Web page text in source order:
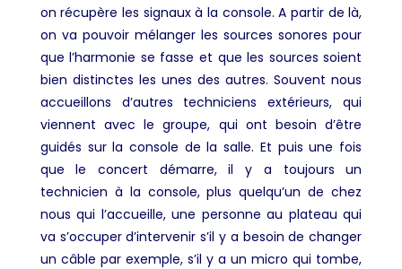
on récupère les signaux à la console. A partir de là,
on va pouvoir mélanger les sources sonores pour
que l’harmonie se fasse et que les sources soient
bien distinctes les unes des autres. Souvent nous
accueillons d’autres techniciens extérieurs, qui
viennent avec le groupe, qui ont besoin d’être
guidés sur la console de la salle. Et puis une fois
que le concert démarre, il y a toujours un
technicien à la console, plus quelqu’un de chez
nous qui l’accueille, une personne au plateau qui
va s’occuper d’intervenir s’il y a besoin de changer
un câble par exemple, s’il y a un micro qui tombe,